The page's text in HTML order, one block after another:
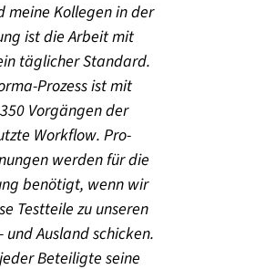
meine Kollegen in der
ist die Arbeit mit
täglicher Standard.
Prozess ist mit
Vorgängen der
Workflow. Pro-
werden für die
benötigt, wenn wir
Testteile zu unseren
und Ausland schicken.
Beteiligte seine